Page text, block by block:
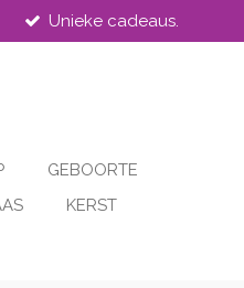
Unieke cadeaus.
GEBOORTE
KERST